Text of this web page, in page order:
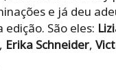
e já deu
São eles:
, Erika Schneider,